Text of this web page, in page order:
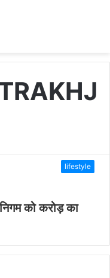
lifestyle
को करोड़ का